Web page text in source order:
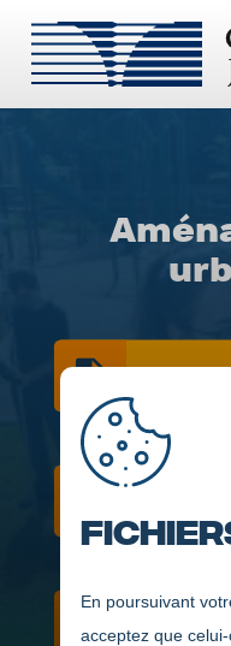
En poursuivant
acceptez que